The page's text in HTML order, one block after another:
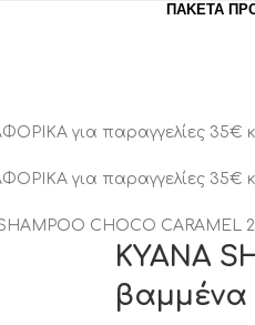
ΠΑΚΈΤΑ
για παραγγελίες 35€
για παραγγελίες 35€
CHOCO CARAMEL
KYANA
βαμμένα